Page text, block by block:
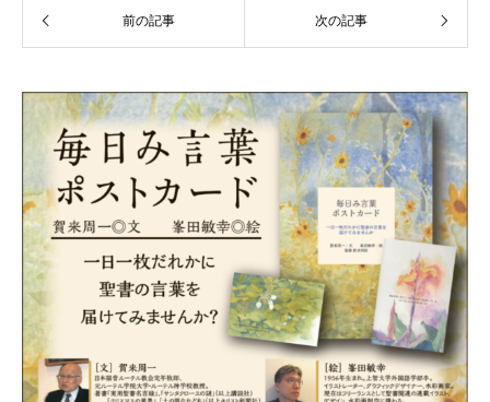
前の記事 次の記事